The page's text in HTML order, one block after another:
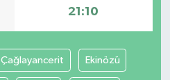
21:10
Çağlayancerit Ekinözü